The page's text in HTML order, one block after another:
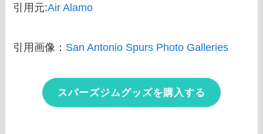
引用元:Air Alamo
引用画像： San Antonio Spurs Photo Galleries
スパーズジムグッズを購入する